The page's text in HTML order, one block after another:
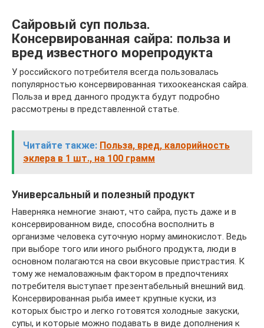
Сайровый суп польза.
Консервированная сайра: польза и
вред известного морепродукта
У российского потребителя всегда пользовалась
популярностью консервированная тихоокеанская сайра.
Польза и вред данного продукта будут подробно
рассмотрены в представленной статье.
Читайте также: Польза, вред, калорийность
эклера в 1 шт., на 100 грамм
Универсальный и полезный продукт
Наверняка немногие знают, что сайра, пусть даже и в
консервированном виде, способна восполнить в
организме человека суточную норму аминокислот. Ведь
при выборе того или иного рыбного продукта, люди в
основном полагаются на свои вкусовые пристрастия. К
тому же немаловажным фактором в предпочтениях
потребителя выступает презентабельный внешний вид.
Консервированная рыба имеет крупные куски, из
которых быстро и легко готовятся холодные закуски,
супы, и которые можно подавать в виде дополнения к